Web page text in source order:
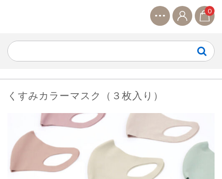
0
くすみカラーマスク（３枚入り）